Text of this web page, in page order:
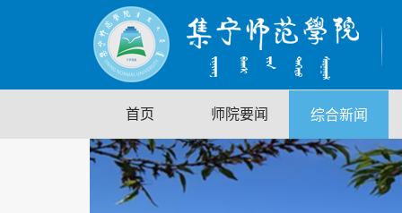
首页 师院要闻 综合新闻